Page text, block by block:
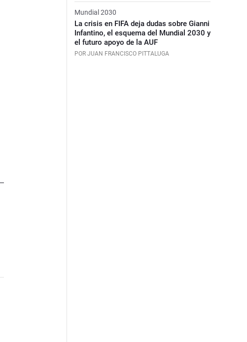
Mundial 2030
La crisis en FIFA deja dudas sobre Gianni
Infantino, el esquema del Mundial 2030 y
el futuro apoyo de la AUF
POR JUAN FRANCISCO PITTALUGA